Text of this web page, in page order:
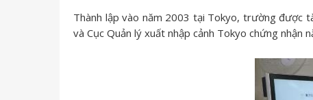
Thành lập vào năm 2003 tại Tokyo, trường được
và Cục Quản lý xuất nhập cảnh Tokyo chứng nhận